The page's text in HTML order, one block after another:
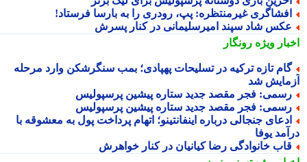
غیرمنتظره: پپ، رودری را به بارسا فرستاد!
شاد سپند امیرسلیمانی در کنار پسرش
ویژهرونگار
تازه ترکیه در تسلیحات پهپادی؛ بمب سنگرشکن وارد مرحله
شد
فجر مقصد جدید ستاره پیشین پرسپولیس
فجر مقصد جدید ستاره پیشین پرسپولیس
جنجالی درباره اینفانتینو؛ اتهام پرداخت پول به معشوقه با
یوفا
خانوادگی رضا کیانیان در کنار خواهرش